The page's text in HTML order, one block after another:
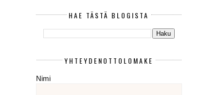
HAE TÄSTÄ BLOGISTA
YHTEYDENOTTOLOMAKE
Nimi